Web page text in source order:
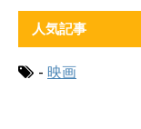
人気記事
- 映画